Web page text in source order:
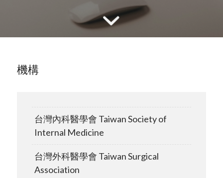
機構
台灣內科醫學會 Taiwan Society of
Internal Medicine
台灣外科醫學會 Taiwan Surgical
Association